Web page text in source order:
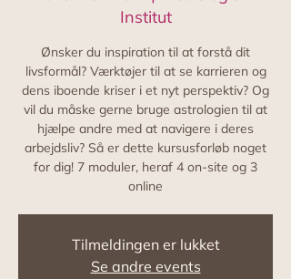
Institut
Ønsker du inspiration til at forstå dit
livsformål? Værktøjer til at se karrieren og
dens iboende kriser i et nyt perspektiv? Og
vil du måske gerne bruge astrologien til at
hjælpe andre med at navigere i deres
arbejdsliv? Så er dette kursusforløb noget
for dig! 7 moduler, heraf 4 on-site og 3
online
Tilmeldingen er lukket
Se andre events